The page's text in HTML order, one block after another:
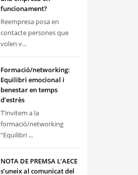
funcionament?
Reempresa posa en
contacte persones que
volen v...
Formació/networking:
Equilibri emocional i
benestar en temps
d’estrès
T’invitem a la
formació/networking
“Equilibri ...
NOTA DE PREMSA L’AECE
s’uneix al comunicat del